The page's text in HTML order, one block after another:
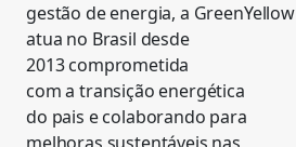
gestão de energia, a GreenYellow
atua no Brasil desde
2013 comprometida
com a transição energética
do pais e colaborando para